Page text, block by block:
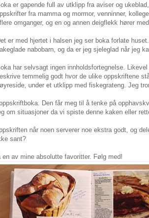
er gapende full av utklipp fra aviser og
fra mamma og mormor, venninner,
omganger, og en og annen deigflekk hører
er med hjertet i halsen jeg ser boka forlate
nabobarn, og da er jeg sjeleglad når jeg
har selvsagt ingen innholdsfortegnelse.
temmelig godt hvor de ulike oppskriftene
under et utklipp med fiskegrateng. Jeg
Den får meg til å tenke på
om situasjoner da vi spiste denne kaken eller
når noen serverer noe ekstra godt, og
sant?
av mine absolutte favoritter. Følg med!